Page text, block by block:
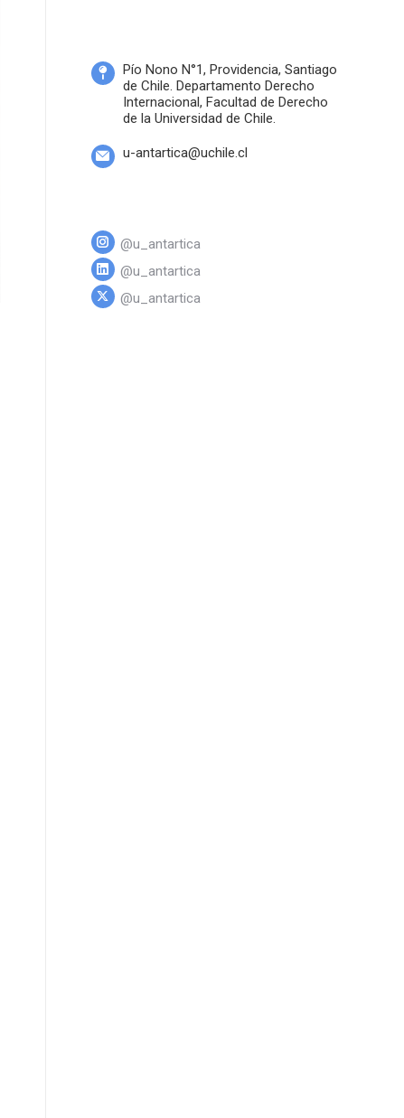
Pío Nono N°1, Providencia, Santiago
de Chile. Departamento Derecho
Internacional, Facultad de Derecho
de la Universidad de Chile.
u-antartica@uchile.cl
@u_antartica
@u_antartica
@u_antartica